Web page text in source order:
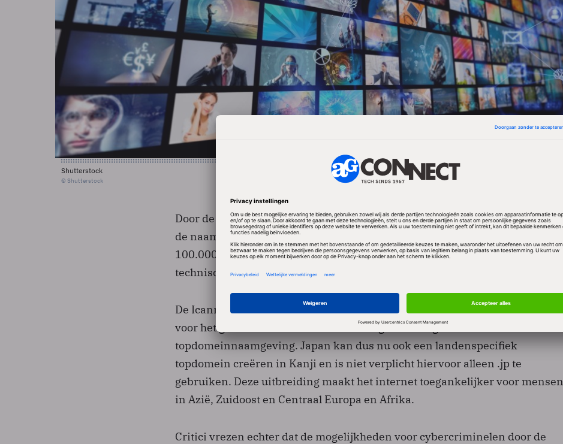
Shutterstock
© Shutterstock
Door de aanstaande uitbreiding kan een bedrijf als Philips vanaf april 2009
de naam .philips registreren. Daarvoor moet de aanvrager wel tussen de
100.000 en 500.000 dollar meenemen. Ook moet hij aantonen de faciliteit
technisch aan te kunnen of dit adequaat te hebben uitbesteed.
De Icann ging tevens akkoord met het gebruik van niet-westerse schriften
voor het gebruik in de internetbenamingen. Totnogtoe kon dat niet in de
topdomeinnaamgeving. Japan kan dus nu ook een landenspecifiek
topdomein creëren in Kanji en is niet verplicht hiervoor alleen .jp te
gebruiken. Deze uitbreiding maakt het internet toegankelijker voor mensen
in Azië, Zuidoost en Centraal Europa en Afrika.
Critici vrezen echter dat de mogelijkheden voor cybercriminelen door de